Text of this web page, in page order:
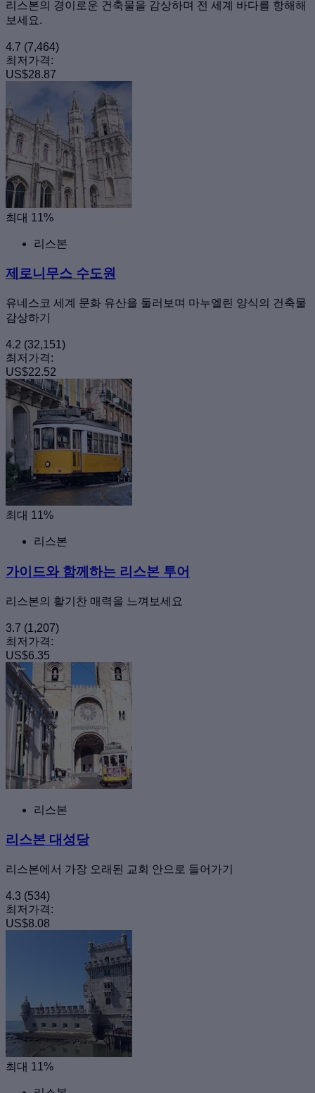
리스본의 경이로운 건축물을 감상하며 전 세계 바다를 항해해
보세요.
4.7 (7,464)
최저가격:
US$28.87
최대 11%
리스본
제로니무스 수도원
유네스코 세계 문화 유산을 둘러보며 마누엘린 양식의 건축물
감상하기
4.2 (32,151)
최저가격:
US$22.52
최대 11%
리스본
가이드와 함께하는 리스본 투어
리스본의 활기찬 매력을 느껴보세요
3.7 (1,207)
최저가격:
US$6.35
리스본
리스본 대성당
리스본에서 가장 오래된 교회 안으로 들어가기
4.3 (534)
최저가격:
US$8.08
최대 11%